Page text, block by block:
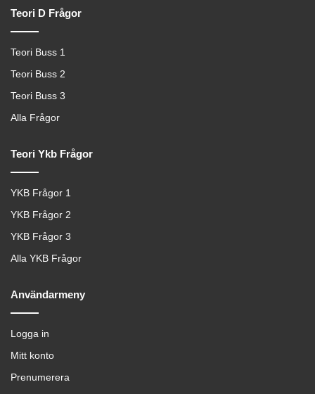
Teori D Frågor
Teori Buss 1
Teori Buss 2
Teori Buss 3
Alla Frågor
Teori Ykb Frågor
YKB Frågor 1
YKB Frågor 2
YKB Frågor 3
Alla YKB Frågor
Användarmeny
Logga in
Mitt konto
Prenumerera